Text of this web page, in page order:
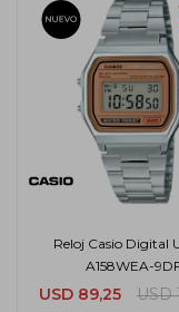
Reloj Casio Digital
A158WEA-
USD 89,25 USD